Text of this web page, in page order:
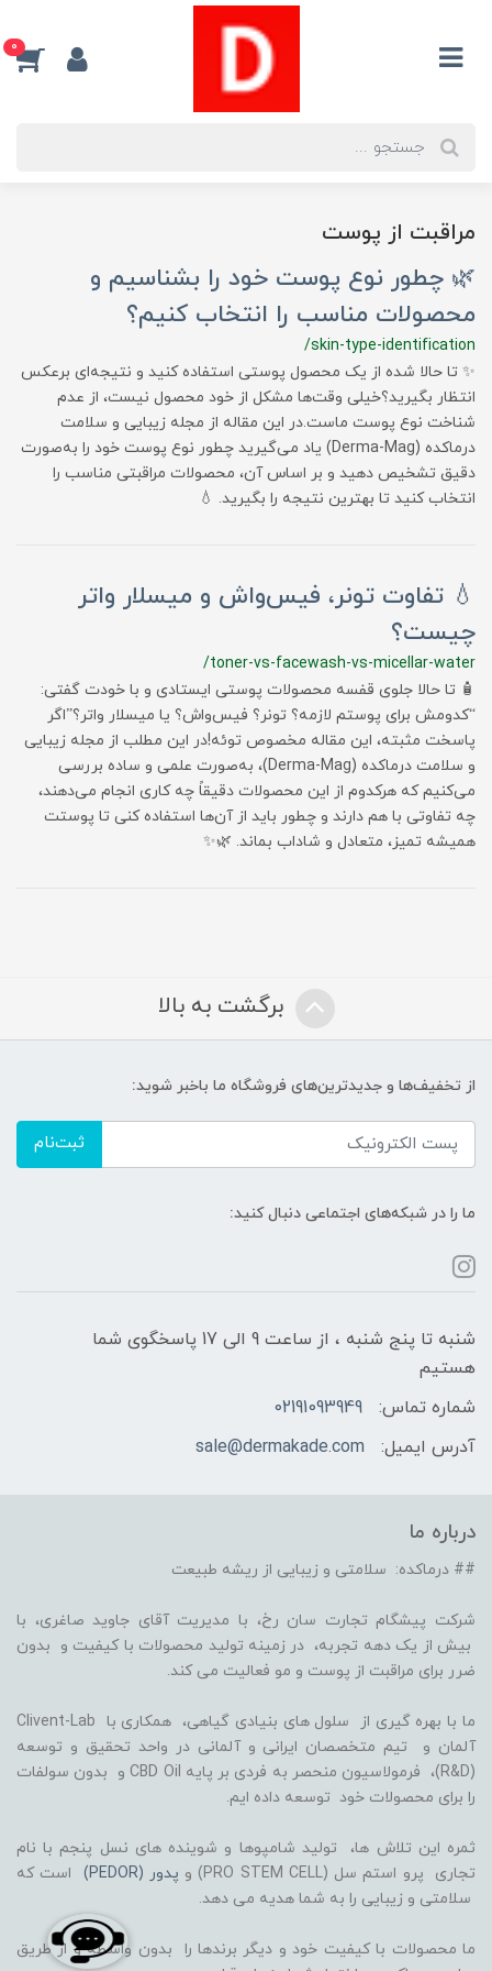
0
مراقبت از پوست
🌿 چطور نوع پوست خود را بشناسیم و
محصولات مناسب را انتخاب کنیم؟
/skin-type-identification
✨ تا حالا شده از یک محصول پوستی استفاده کنید و نتیجه‌ای برعکس
انتظار بگیرید؟خیلی وقت‌ها مشکل از خود محصول نیست، از عدم
شناخت نوع پوست ماست.در این مقاله از مجله زیبایی و سلامت
درماکده (Derma-Mag) یاد می‌گیرید چطور نوع پوست خود را به‌صورت
دقیق تشخیص دهید و بر اساس آن، محصولات مراقبتی مناسب را
انتخاب کنید تا بهترین نتیجه را بگیرید. 💧
💧 تفاوت تونر، فیس‌واش و میسلار واتر
چیست؟
/toner-vs-facewash-vs-micellar-water
🧴 تا حالا جلوی قفسه محصولات پوستی ایستادی و با خودت گفتی:
“کدومش برای پوستم لازمه؟ تونر؟ فیس‌واش؟ یا میسلار واتر؟”اگر
پاسخت مثبته، این مقاله مخصوص توئه!در این مطلب از مجله زیبایی
و سلامت درماکده (Derma-Mag)، به‌صورت علمی و ساده بررسی
می‌کنیم که هرکدوم از این محصولات دقیقاً چه کاری انجام می‌دهند،
چه تفاوتی با هم دارند و چطور باید از آن‌ها استفاده کنی تا پوستت
همیشه تمیز، متعادل و شاداب بماند. 🌿✨
برگشت به بالا
از تخفیف‌ها و جدیدترین‌های فروشگاه ما باخبر شوید:
ثبت‌نام
ما را در شبکه‌های اجتماعی دنبال کنید:
شنبه تا پنج شنبه ، از ساعت 9 الی 17 پاسخگوی شما
هستیم
شماره تماس:
02191093949
آدرس ایمیل:
sale@dermakade.com
درباره ما
## درماکده: سلامتی و زیبایی از ریشه طبیعت
شرکت پیشگام تجارت سان رخ، با مدیریت آقای جاوید صاغری، با
بیش از یک دهه تجربه، در زمینه تولید محصولات با کیفیت و بدون
ضرر برای مراقبت از پوست و مو فعالیت می کند.
ما با بهره گیری از سلول های بنیادی گیاهی، همکاری با Clivent-Lab
آلمان و تیم متخصصان ایرانی و آلمانی در واحد تحقیق و توسعه
(R&D)، فرمولاسیون منحصر به فردی بر پایه CBD Oil و بدون سولفات
را برای محصولات خود توسعه داده ایم.
ثمره این تلاش ها، تولید شامپوها و شوینده های نسل پنجم با نام
تجاری پرو استم سل (PRO STEM CELL) و
پدور (PEDOR)
است که
سلامتی و زیبایی را به شما هدیه می دهد.
ما محصولات با کیفیت خود و دیگر برندها را بدون واسطه و از طریق